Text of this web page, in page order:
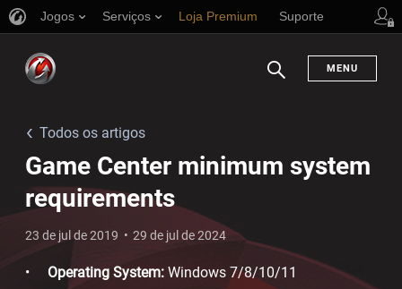
Jogos Serviços Loja Premium Suporte
MENU
Todos os artigos
Game Center minimum system
requirements
23 de jul de 2019 29 de jul de 2024
Operating System: Windows 7/8/10/11